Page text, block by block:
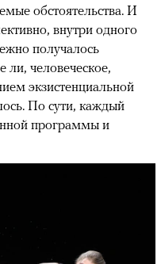
обстоятельства. И
внутри одного
получалось
ли, человеческое,
экзистенциальной
По сути, каждый
программы и